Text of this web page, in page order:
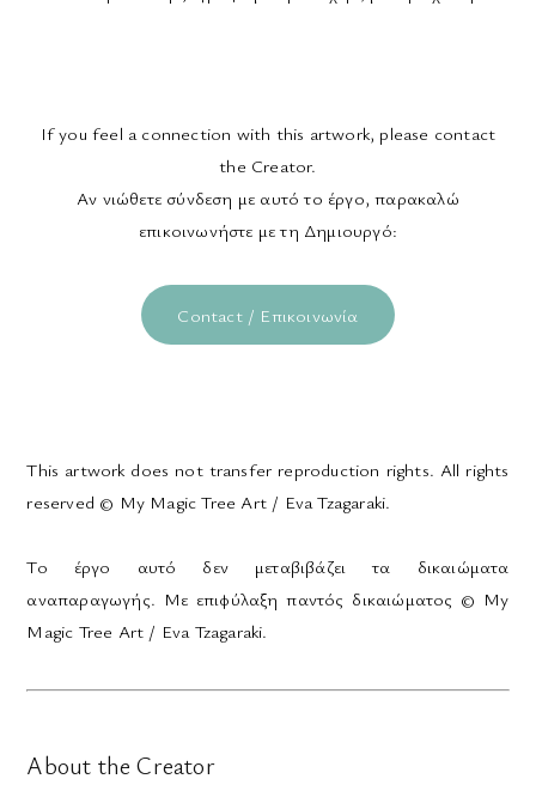
If you feel a connection with this artwork, please contact
the Creator.
Αν νιώθετε σύνδεση με αυτό το έργο, παρακαλώ
επικοινωνήστε με τη Δημιουργό:
Contact / Επικοινωνία
This artwork does not transfer reproduction rights. All rights
reserved © My Magic Tree Art / Eva Tzagaraki.
Το έργο αυτό δεν μεταβιβάζει τα δικαιώματα
αναπαραγωγής. Με επιφύλαξη παντός δικαιώματος © My
Magic Tree Art / Eva Tzagaraki.
About the Creator